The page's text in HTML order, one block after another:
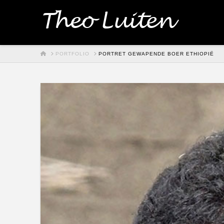
Theo Luiten
HOMEPORTFOLIO PORTRET GEWAPENDE BOER ETHIOPIË